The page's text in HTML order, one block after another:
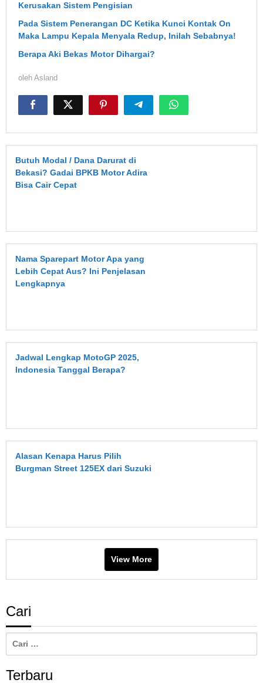
Kerusakan Sistem Pengisian
Pada Sistem Penerangan DC Ketika Kunci Kontak On
Maka Lampu Kepala Menyala Redup, Inilah Sebabnya!
Berapa Aki Bekas Motor Dihargai?
oleh Asland
Butuh Modal / Dana Darurat di
Bekasi? Gadai BPKB Motor Adira
Bisa Cair Cepat
Nama Sparepart Motor Apa yang
Lebih Cepat Aus? Ini Penjelasan
Lengkapnya
Jadwal Lengkap MotoGP 2025,
Indonesia Tanggal Berapa?
Alasan Kenapa Harus Pilih
Burgman Street 125EX dari Suzuki
View More
Cari
Terbaru